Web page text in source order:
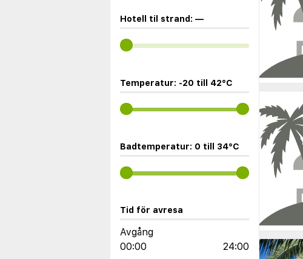
Hotell til strand: —
Temperatur: -20 till 42°C
Badtemperatur: 0 till 34°C
Tid för avresa
Avgång
00:00
24:00